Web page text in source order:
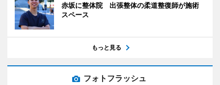
赤坂に整体院 出張整体の柔道整復師が施術
スペース
もっと見る
フォトフラッシュ